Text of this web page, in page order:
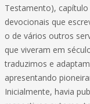
Testamento),
devocionais que
o de vários outros
que viveram em
traduzimos e
apresentando
Inicialmente, havia